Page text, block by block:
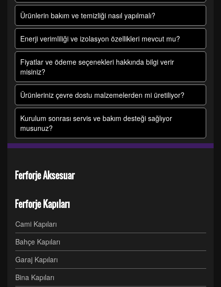
Ürünlerin bakım ve temizliği nasıl yapılmalı?
Enerji verimliliği ve izolasyon özellikleri mevcut mu?
Fiyatlar ve ödeme seçenekleri hakkında bilgi verir
misiniz?
Ürünleriniz çevre dostu malzemelerden mi üretiliyor?
Kurulum sonrası servis ve bakım desteği sağlıyor
musunuz?
Ferforje Aksesuar
Ferforje Kapıları
Cami Kapıları
Bahçe Kapıları
Garaj Kapıları
Bina Kapıları